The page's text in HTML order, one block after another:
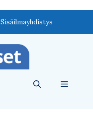
Sisäilmayhdistys
Valikko